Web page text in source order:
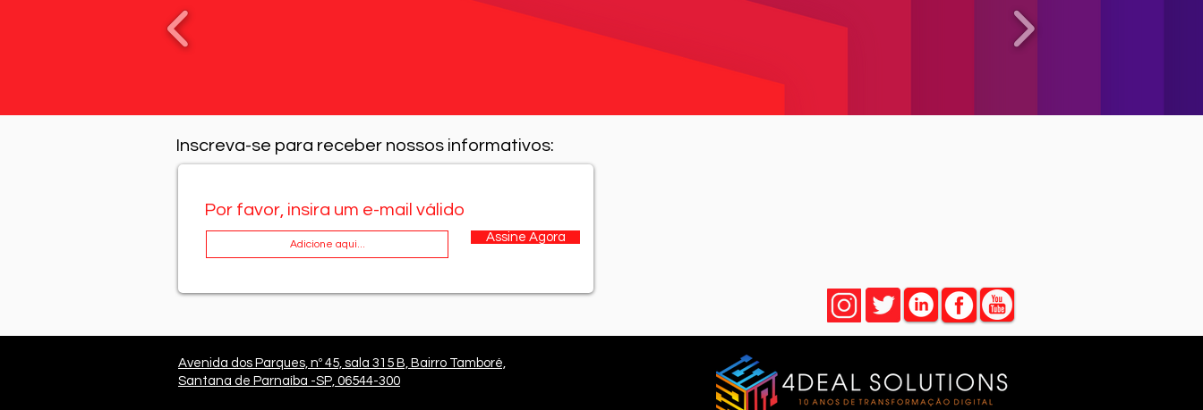
Inscreva-se para receber nossos informativos:
Por favor, insira um e-mail válido
Assine Agora
Avenida dos Parques, nº 45, sala 315 B, Bairro Tamboré,
Santana de Parnaíba -SP, 06544-300